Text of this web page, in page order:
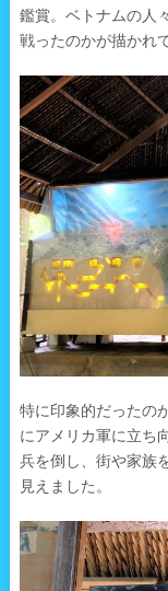
鑑賞。ベトナムの人
戦ったのかが描かれ
特に印象的だったの
にアメリカ軍に立ち
兵を倒し、街や家族
見えました。